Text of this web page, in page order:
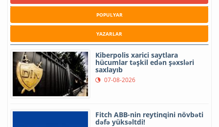
POPULYAR
YAZARLAR
Kiberpolis xarici saytlara
hücumlar təşkil edən şəxsləri
saxlayıb
07-08-2026
Fitch ABB-nin reytinqini növbəti
dəfə yüksəltdi!